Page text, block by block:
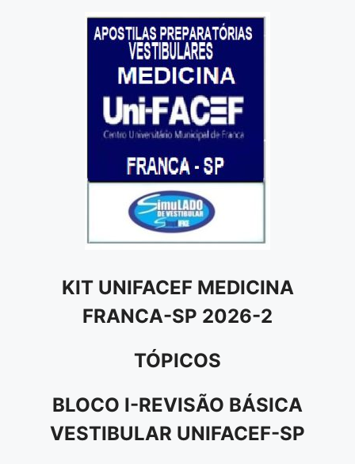
KIT UNIFACEF MEDICINA
FRANCA-SP 2026-2
TÓPICOS
BLOCO I-REVISÃO BÁSICA
VESTIBULAR UNIFACEF-SP